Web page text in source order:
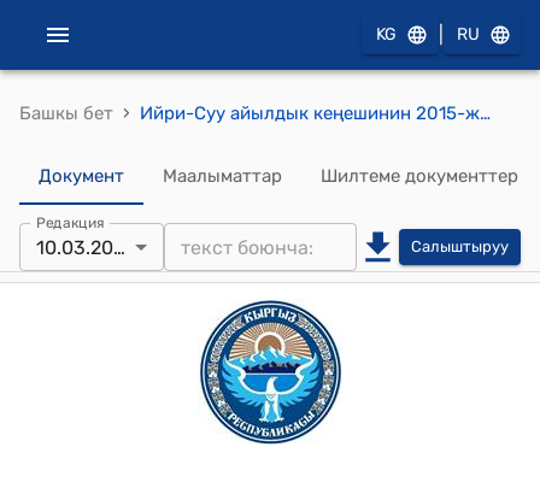
KG RU
Башкы бет › Ийри-Суу айылдык кеңешинин 2015-жылдын 10-мартындагы № 2 "Ийри-Суу айылдык кеңешинин 2015- жылдык иш – планын бекитүү жөнүндө" томтому
Документ Маалыматтар Шилтеме документтер
Редакция
10.03.2015 Салыштыруу